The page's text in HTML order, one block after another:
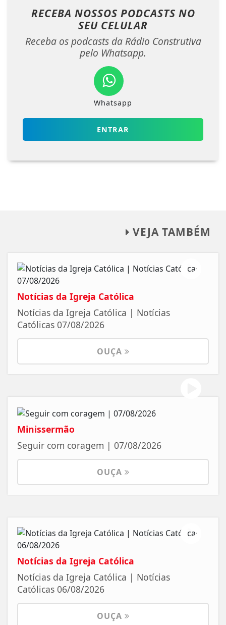
RECEBA NOSSOS PODCASTS NO
SEU CELULAR
Receba os podcasts da Rádio Construtiva
pelo Whatsapp.
Whatsapp
ENTRAR
VEJA TAMBÉM
Notícias da Igreja Católica
Notícias da Igreja Católica | Notícias
Católicas 07/08/2026
OUÇA
Minissermão
Seguir com coragem | 07/08/2026
OUÇA
Notícias da Igreja Católica
Notícias da Igreja Católica | Notícias
Católicas 06/08/2026
OUÇA